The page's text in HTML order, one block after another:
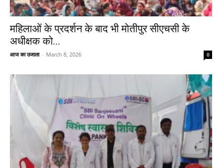
महिलाओं के प्रदर्शन के बाद भी मोतीपुर सीएचसी के
अधीक्षक को...
आज का उजाला - March 8, 2026 0